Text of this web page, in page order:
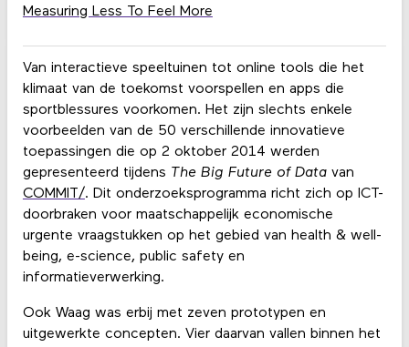
Van interactieve speeltuinen tot online tools die het
klimaat van de toekomst voorspellen en apps die
sportblessures voorkomen. Het zijn slechts enkele
voorbeelden van de 50 verschillende innovatieve
toepassingen die op 2 oktober 2014 werden
gepresenteerd tijdens The Big Future of Datavan
COMMIT/. Dit onderzoeksprogramma richt zich op ICT-
doorbraken voor maatschappelijk economische
urgente vraagstukken op het gebied van health & well-
being, e-science, public safety en
informatieverwerking.
Ook Waag was erbij met zeven prototypen en
uitgewerkte concepten. Vier daarvan vallen binnen het
Measuring Less To Feel More